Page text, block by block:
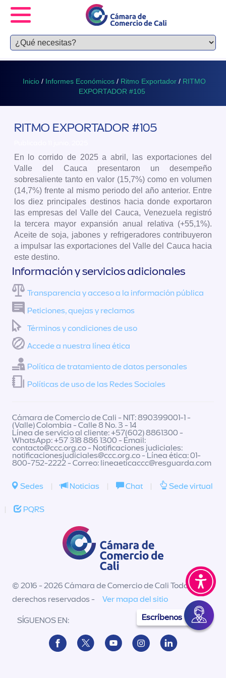
Inicio / Informes Económicos / Ritmo Exportador / RITMO
EXPORTADOR #105
RITMO EXPORTADOR #105
En lo corrido de 2025 a abril, las exportaciones del
Valle del Cauca presentaron un desempeño
sobresaliente tanto en valor (15,7%) como en volumen
(14,7%) frente al mismo periodo del año anterior. Entre
los diez principales destinos hacia donde exportaron
las empresas del Valle del Cauca, Venezuela registró
la tercera mayor expansión anual relativa (+55,1%).
Aceite de soja, jabones y refrigeradores contribuyeron
a impulsar las exportaciones del Valle del Cauca hacia
este destino.
Escríbenos
Información y servicios adicionales
Transparencia y acceso a la información pública
Peticiones, quejas y reclamos
Términos y condiciones de uso
Accede a nuestra línea ética
Política de tratamiento de datos personales
Políticas de uso de las Redes Sociales
Cámara de Comercio de Cali - NIT: 890399001-1 -
(Valle) Colombia - Calle 8 No. 3 - 14
Línea de servicio al cliente: +57(602) 8861300 -
WhatsApp: +57 318 886 1300 - Email:
contacto@ccc.org.co- Notificaciones judiciales:
notificacionesjudiciales@ccc.org.co- Línea ética: 01-
800-752-2222 - Correo: lineaeticaccc@resguarda.com
Sedes | Noticias | Chat | Sede virtual
| PQRS
© 2016 - 2026 Cámara de Comercio de Cali Todos los
derechos reservados -
Ver mapa del sitio
SÍGUENOS EN: